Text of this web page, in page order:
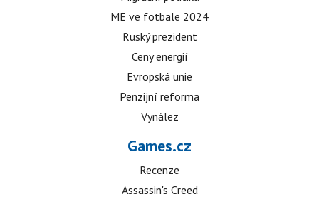
ME ve fotbale 2024
Ruský prezident
Ceny energií
Evropská unie
Penzijní reforma
Vynález
Games.cz
Recenze
Assassin's Creed